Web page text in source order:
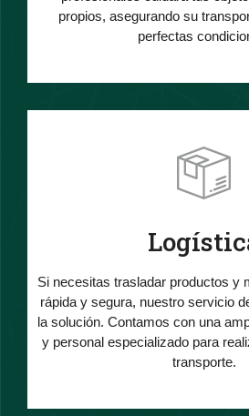
propios, asegurando su
perfectas
Si necesitas trasladar productos y
rápida y segura, nuestro servicio
la solución. Contamos con una
y personal especializado para
transporte.